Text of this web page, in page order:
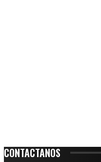
CONTACTANOS